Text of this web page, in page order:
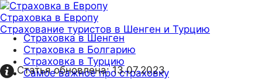
Страховка в Европу
Страхование туристов в Шенген и Турцию
Страховка в Шенген
Страховка в Болгарию
Страховка в Турцию
Самое важное про страховку
Статья обновлена:13.07.2023